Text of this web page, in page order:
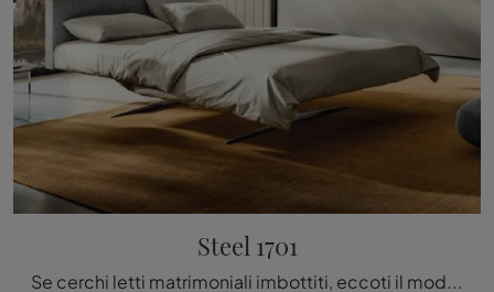
Steel 1701
Se cerchi letti matrimoniali imbottiti, eccoti il modello Steel 1701 in tessuto per completare la zona notte.